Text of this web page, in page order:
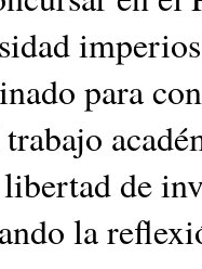
para
de
la